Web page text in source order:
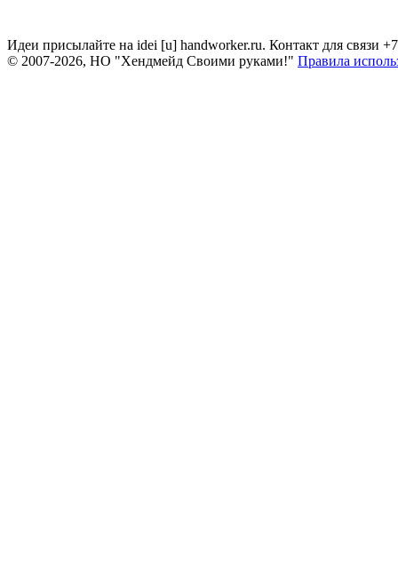
Идеи присылайте на idei [u] handworker.ru. Контакт для связи
© 2007-2026, НО "Хендмейд Своими руками!" Правила